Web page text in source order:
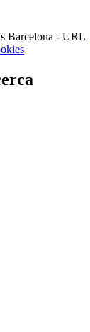
Barcelona - URL |